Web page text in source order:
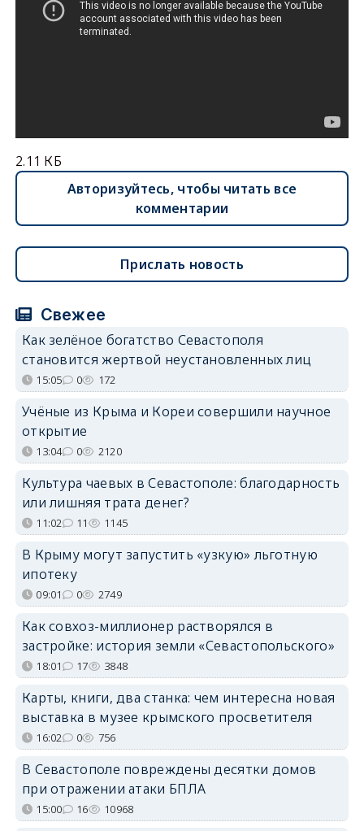
2.11 КБ
Авторизуйтесь, чтобы читать все
комментарии
Прислать новость
Свежее
Как зелёное богатство Севастополя
становится жертвой неустановленных лиц
15:05 0 172
Учёные из Крыма и Кореи совершили научное
открытие
13:04 0 2120
Культура чаевых в Севастополе: благодарность
или лишняя трата денег?
11:02 11 1145
В Крыму могут запустить «узкую» льготную
ипотеку
09:01 0 2749
Как совхоз-миллионер растворялся в
застройке: история земли «Севастопольского»
18:01 17 3848
Карты, книги, два станка: чем интересна новая
выставка в музее крымского просветителя
16:02 0 756
В Севастополе повреждены десятки домов
при отражении атаки БПЛА
15:00 16 10968